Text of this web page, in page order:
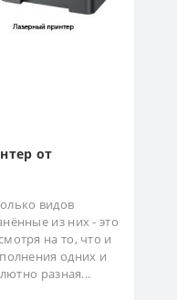
от
видов
из них - это
на то, что и
одних и
разная...